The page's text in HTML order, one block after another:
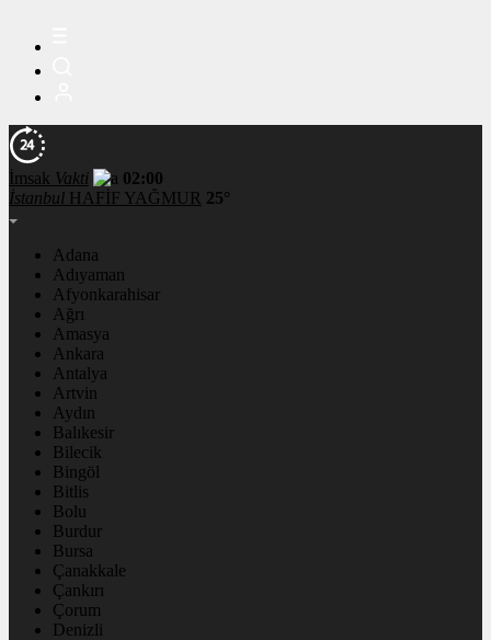
İmsak Vakti
02:00
İstanbul HAFİF YAĞMUR 25°
Adana
Adıyaman
Afyonkarahisar
Ağrı
Amasya
Ankara
Antalya
Artvin
Aydın
Balıkesir
Bilecik
Bingöl
Bitlis
Bolu
Burdur
Bursa
Çanakkale
Çankırı
Çorum
Denizli